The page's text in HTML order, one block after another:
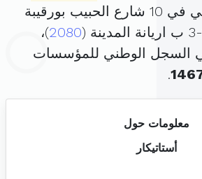
ويقع مقرها الرئيسي في 10 شارع الحبيب بورقيبة
2080)،
السجل الوطني للمؤسسات
.
معلومات حول
أستاتيكار